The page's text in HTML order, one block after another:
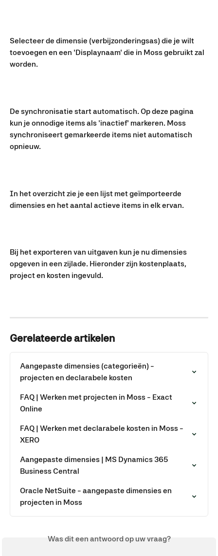
Selecteer de dimensie (verbijzonderingsas) die je wilt
toevoegen en een 'Displaynaam' die in Moss gebruikt zal
worden.
De synchronisatie start automatisch. Op deze pagina
kun je onnodige items als 'inactief' markeren. Moss
synchroniseert gemarkeerde items niet automatisch
opnieuw.
In het overzicht zie je een lijst met geïmporteerde
dimensies en het aantal actieve items in elk ervan.
Bij het exporteren van uitgaven kun je nu dimensies
opgeven in een zijlade. Hieronder zijn kostenplaats,
project en kosten ingevuld.
Gerelateerde artikelen
Aangepaste dimensies (categorieën) -
projecten en declarabele kosten
FAQ | Werken met projecten in Moss - Exact
Online
FAQ | Werken met declarabele kosten in Moss -
XERO
Aangepaste dimensies | MS Dynamics 365
Business Central
Oracle NetSuite - aangepaste dimensies en
projecten in Moss
Was dit een antwoord op uw vraag?